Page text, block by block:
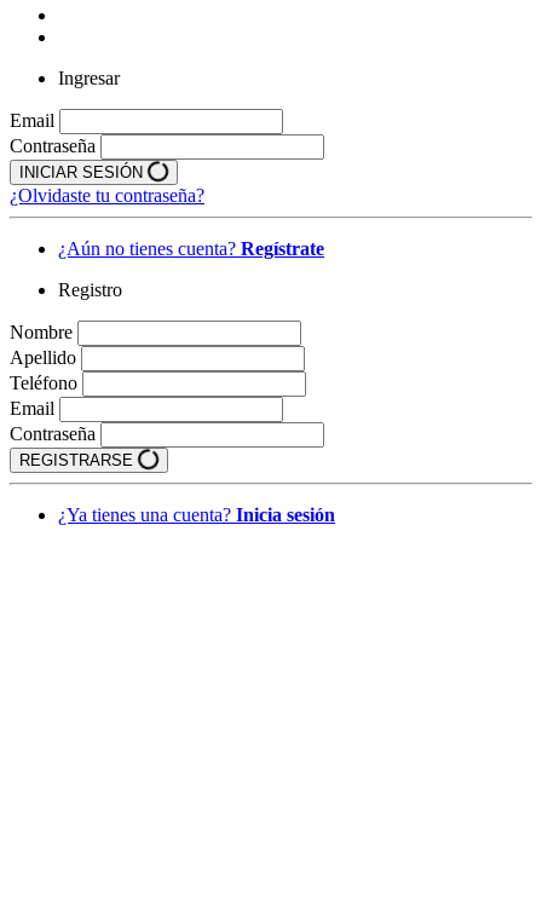
Ingresar
Email
Contraseña
INICIAR SESIÓN
¿Olvidaste tu contraseña?
¿Aún no tienes cuenta? Regístrate
Registro
Nombre
Apellido
Teléfono
Email
Contraseña
REGISTRARSE
¿Ya tienes una cuenta? Inicia sesión